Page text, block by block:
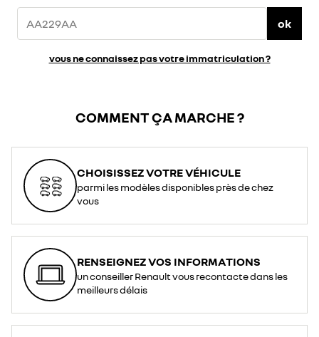
ok
vous ne connaissez pas votre immatriculation ?
COMMENT ÇA MARCHE ?
CHOISISSEZ VOTRE VÉHICULE
parmi les modèles disponibles près de chez
vous
RENSEIGNEZ VOS INFORMATIONS
un conseiller Renault vous recontacte dans les
meilleurs délais